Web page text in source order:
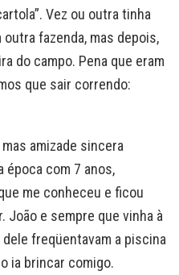
Vez ou outra tinha
fazenda, mas depois,
do campo. Pena que eram
que sair correndo:
amizade sincera
época com 7 anos,
me conheceu e ficou
João e sempre que vinha à
freqüentavam a piscina
ia brincar comigo.